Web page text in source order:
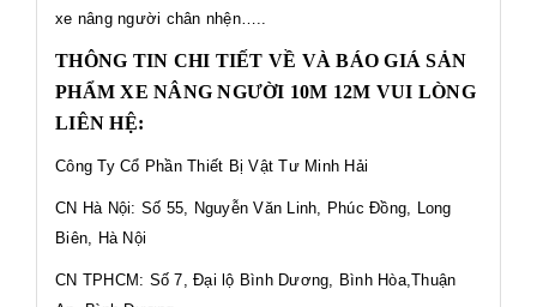
xe nâng người chân nhện…..
THÔNG TIN CHI TIẾT VỀ VÀ BÁO GIÁ SẢN
PHẨM XE NÂNG NGƯỜI 10M 12M VUI LÒNG
LIÊN HỆ:
Công Ty Cổ Phần Thiết Bị Vật Tư Minh Hải
CN Hà Nội: Số 55, Nguyễn Văn Linh, Phúc Đồng, Long
Biên, Hà Nội
CN TPHCM: Số 7, Đại lộ Bình Dương, Bình Hòa,Thuận